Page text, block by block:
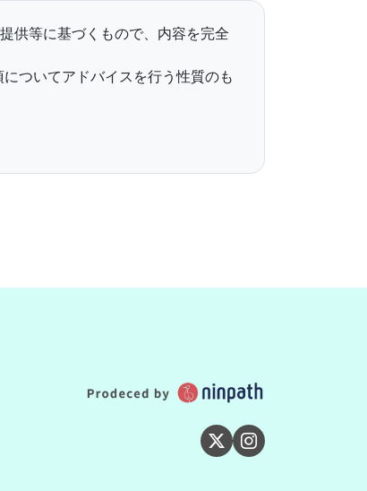
供等に基づくもので、内容を完全
ついてアドバイスを行う性質のも